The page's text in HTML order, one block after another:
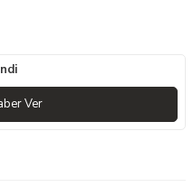
Ver